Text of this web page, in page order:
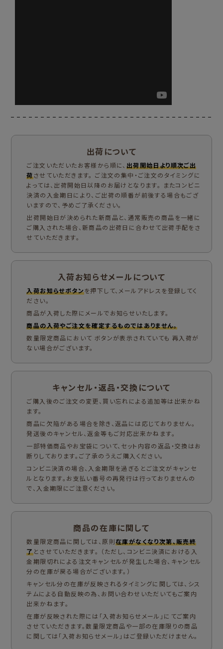
出荷について
ご注文いただいたお客様から順に、 出荷開始日より順次ご出
荷させていただきます。 ご注文の集中・ご注文のタイミングに
よっては、出荷開始日以降のお届けとなります。 またコンビニ
決済の入金期日により、ご出荷の順番が前後する場合もござ
いますので、予めご了承ください。
出荷開始日が決められた新商品と、通常販売の商品を一緒に
ご購入された場合、新商品の出荷日に合わせて出荷手配をさ
せていただきます。
入荷お知らせメールについて
入荷お知らせボタンを押下して、メールアドレスを登録してく
ださい。
商品が入荷した際にメールでお知らせいたします。
商品の入荷やご注文を確定するものではありません。
数量限定商品において ボタンが表示されていても 再入荷が
ない場合がございます。
キャンセル・返品・交換について
ご購入後のご注文の変更、買い忘れによる追加等は出来かね
ます。
商品に欠陥がある場合を除き、返品には応じておりません。
発送後のキャンセル、返金等もご対応出来かねます。
一部特価商品やお宝袋について、セット内容の返品・交換はお
断りしております。ご了承のうえご購入ください。
コンビニ決済の場合、入金期限を過ぎるとご注文がキャンセ
ルとなります。お支払い番号の再発行は行っておりませんの
で、入金期限にご注意ください。
商品の在庫に関して
数量限定商品に関しては、原則在庫がなくなり次第、販売終
了とさせていただきます。 （ただし、コンビニ決済における入
金期限切れによる注文キャンセルが発生した場合、キャンセル
分の在庫が戻る場合がございます。）
キャンセル分の在庫が反映されるタイミングに関しては、シス
テムによる自動反映の為、お問い合わせいただいてもご案内
出来かねます。
在庫が反映された際には「入荷お知らせメール」にてご案内
させていただきます。数量限定商品や一部の在庫限りの商品
に関しては「入荷お知らせメール」はご登録いただけません。